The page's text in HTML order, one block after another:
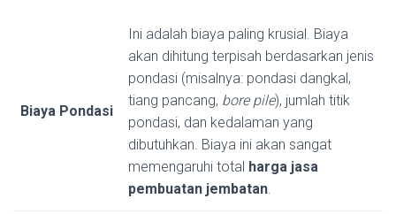
Biaya Pondasi
Ini adalah biaya paling krusial. Biaya
akan dihitung terpisah berdasarkan jenis
pondasi (misalnya: pondasi dangkal,
tiang pancang, bore pile), jumlah titik
pondasi, dan kedalaman yang
dibutuhkan. Biaya ini akan sangat
memengaruhi total harga jasa
pembuatan jembatan.